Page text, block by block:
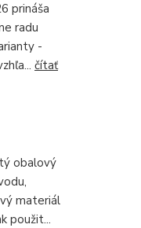
prináša
radu
-
čítať
obalový
materiál
použit...